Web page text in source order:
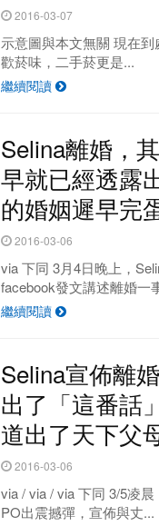
2016-03-07
示意圖與本文無關 現在
歡菸味，二手菸更是...
繼續閱讀
Selina離婚，
早就已經透露
的婚姻遲早完
2016-03-06
via 下同 3月4日晚上，
facebook發文講述離婚一
繼續閱讀
Selina宣佈離
出了「這番話
道出了天下父
2016-03-06
via / via / via 下同 3/5凌
PO出震撼彈，宣佈與丈...